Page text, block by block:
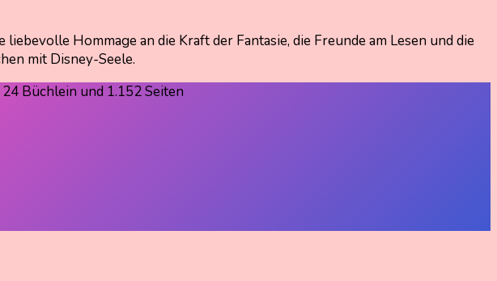
Hommage an die Kraft der Fantasie, die Freunde am Lesen und die
mit Disney-Seele.
Büchlein und 1.152 Seiten